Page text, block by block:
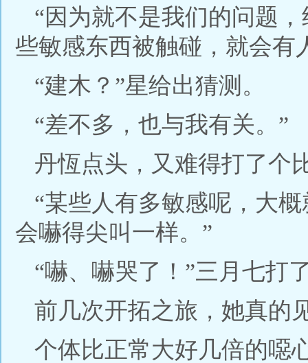
“因为就不是我们的问题
些敏感东西被触碰，就会有
“建木？”星给出猜测。
“差不多，也与我有关。”
丹恆点头，又难得打了个
“某些人有多敏感呢，大
会嚇得尖叫一样。”
“嚇、嚇哭了！”三月七打
前几次开拓之旅，她真的
个体比正常大好几倍的噁